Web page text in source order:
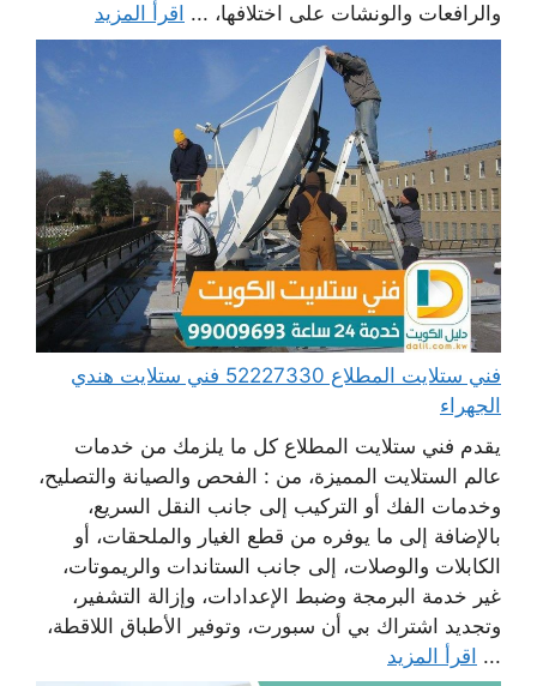
والرافعات والونشات على اختلافها، ... اقرأ المزيد
فني ستلايت المطلاع 52227330 فني ستلايت هندي
الجهراء
يقدم فني ستلايت المطلاع كل ما يلزمك من خدمات
عالم الستلايت المميزة، من : الفحص والصيانة والتصليح،
وخدمات الفك أو التركيب إلى جانب النقل السريع،
بالإضافة إلى ما يوفره من قطع الغيار والملحقات، أو
الكابلات والوصلات، إلى جانب الستاندات والريموتات،
غير خدمة البرمجة وضبط الإعدادات، وإزالة التشفير،
وتجديد اشتراك بي أن سبورت، وتوفير الأطباق اللاقطة،
... اقرأ المزيد